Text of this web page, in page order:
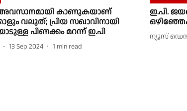
അവസാനമായി കാണുകയാണ്
വലുത്; പ്രിയ സഖാവിനായി
പിണക്കം മറന്ന് ഇ.പി
13 Sep 2024 1 min read
ഇ.പി.
ന്യൂസ്